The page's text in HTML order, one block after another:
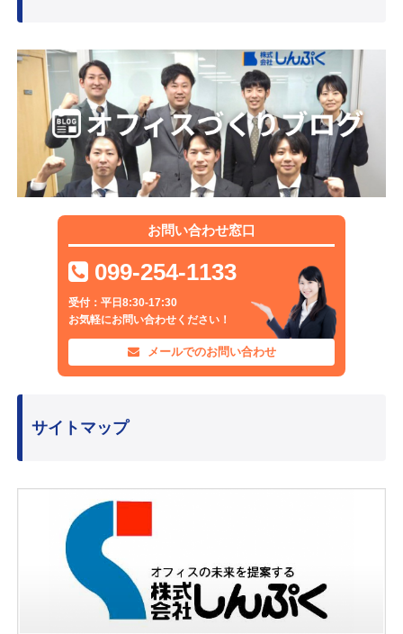
お問い合わせ窓口
099-254-1133
受付：平日8:30-17:30
お気軽にお問い合わせください！
メールでのお問い合わせ
サイトマップ